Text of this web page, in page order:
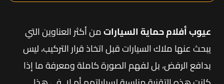
عيوب أفلام حماية السياراتمن أكثر العناوين التي
يبحث عنها ملاك السيارات قبل اتخاذ قرار التركيب، ليس
بدافع الرفض، بل لفهم الصورة كاملة ومعرفة ما إذا